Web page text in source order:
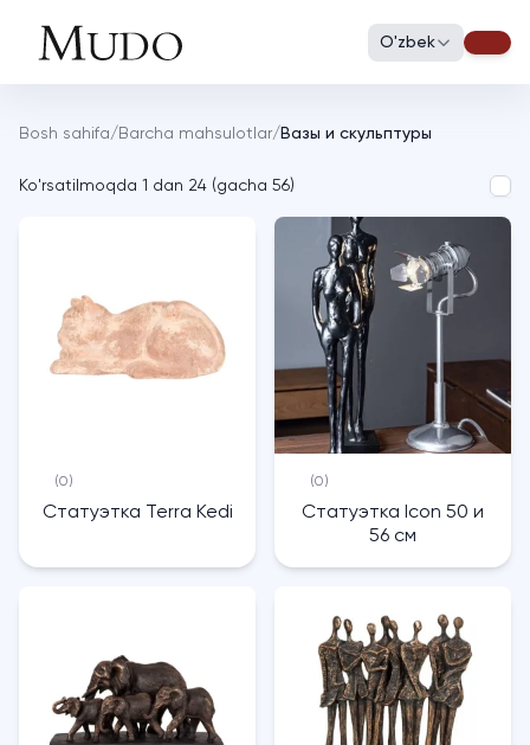
O'zbek
Bosh sahifa/ Barcha mahsulotlar/ Вазы и скульптуры
Ko'rsatilmoqda 1 dan 24 (gacha 56)
(0)
Статуэтка Terra Kedi
(0)
Статуэтка Icon 50 и
56 см